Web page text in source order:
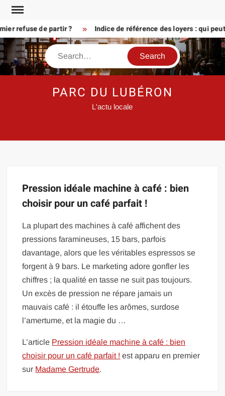
Skip
contentrefuse de partir ? Indice de référence des loyers : qui
Search
PARC DU LUBÉRON
L'actu locale
Pression idéale machine à café : bien
choisir pour un café parfait !
La plupart des machines à café affichent des
pressions faramineuses, 15 bars, parfois
davantage, alors que les véritables espressos se
forgent à 9 bars. Le marketing adore gonfler les
chiffres ; la qualité en tasse ne suit pas toujours.
Un excès de pression ne répare jamais un
mauvais café : il étouffe les arômes, surdose
l’amertume, et la magie du …
L’article Pression idéale machine à café : bien
choisir pour un café parfait ! est apparu en premier
sur Madame Gertrude.